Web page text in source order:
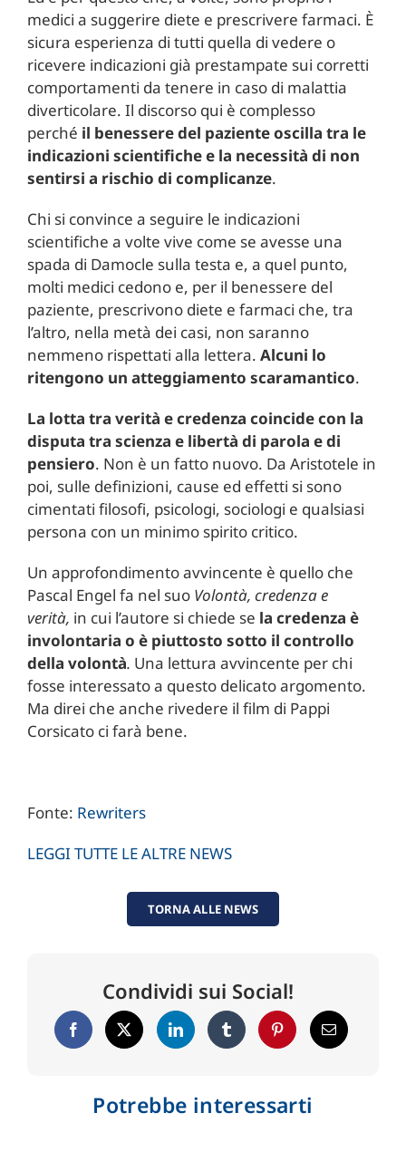
medici a suggerire diete e prescrivere farmaci. È
sicura esperienza di tutti quella di vedere o
ricevere indicazioni già prestampate sui corretti
comportamenti da tenere in caso di malattia
diverticolare. Il discorso qui è complesso
perché il benessere del paziente oscilla tra le
indicazioni scientifiche e la necessità di non
sentirsi a rischio di complicanze.
Chi si convince a seguire le indicazioni
scientifiche a volte vive come se avesse una
spada di Damocle sulla testa e, a quel punto,
molti medici cedono e, per il benessere del
paziente, prescrivono diete e farmaci che, tra
l’altro, nella metà dei casi, non saranno
nemmeno rispettati alla lettera. Alcuni lo
ritengono un atteggiamento scaramantico.
La lotta tra verità e credenza coincide con la
disputa tra scienza e libertà di parola e di
pensiero. Non è un fatto nuovo. Da Aristotele in
poi, sulle definizioni, cause ed effetti si sono
cimentati filosofi, psicologi, sociologi e qualsiasi
persona con un minimo spirito critico.
Un approfondimento avvincente è quello che
Pascal Engel fa nel suo Volontà, credenza e
verità, in cui l’autore si chiede se la credenza è
involontaria o è piuttosto sotto il controllo
della volontà. Una lettura avvincente per chi
fosse interessato a questo delicato argomento.
Ma direi che anche rivedere il film di Pappi
Corsicato ci farà bene.
Fonte: Rewriters
LEGGI TUTTE LE ALTRE NEWS
TORNA ALLE NEWS
Condividi sui Social!
Potrebbe interessarti